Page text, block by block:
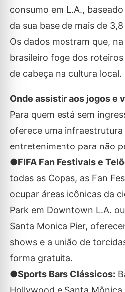
consumo em L.A.,
da sua base de mais de
Os dados mostram que,
brasileiro foge dos
de cabeça na cultura local.
Onde assistir aos jogos e
Para quem está sem
oferece uma
entretenimento para não
●FIFA Fan Festivals e
todas as Copas, as Fan
ocupar áreas icônicas da
Park em Downtown L.A.
Santa Monica Pier,
shows e a união de
forma gratuita.
●Sports Bars Clássicos: